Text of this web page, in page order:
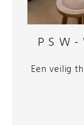
Een veilig